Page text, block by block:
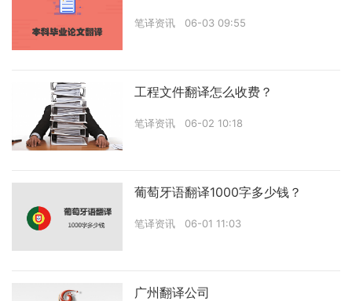
笔译资讯 06-03 09:55
工程文件翻译怎么收费？
笔译资讯 06-02 10:18
葡萄牙语翻译1000字多少钱？
笔译资讯 06-01 11:03
广州翻译公司